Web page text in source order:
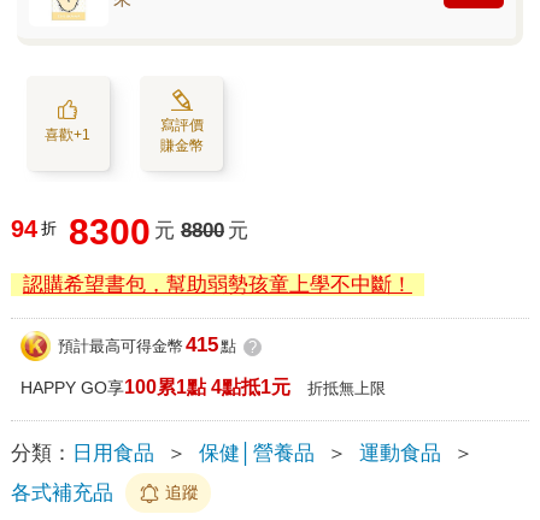
喜歡+1
寫評價
賺金幣
94 折 8300 元 8800 元
認購希望書包，幫助弱勢孩童上學不中斷！
預計最高可得金幣 415點 ?
HAPPY GO享100累1點 4點抵1元 折抵無上限
分類： 日用食品 ＞ 保健│營養品 ＞ 運動食品
＞
各式補充品
追蹤